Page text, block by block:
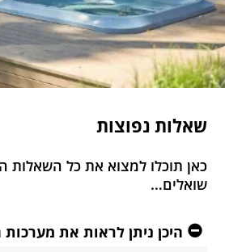
שאלות נפוצות
כאן תוכלו למצוא את כל השאלות
שואלים…
היכן ניתן לראות את